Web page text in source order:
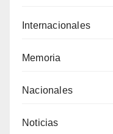
Internacionales
Memoria
Nacionales
Noticias